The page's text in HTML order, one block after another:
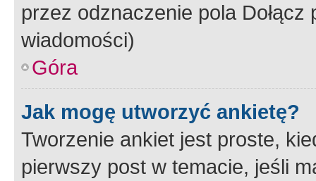
przez odznaczenie pola
wiadomości)
Góra
Jak mogę utworzyć ankietę?
Tworzenie ankiet jest proste,
pierwszy post w temacie, jeśli